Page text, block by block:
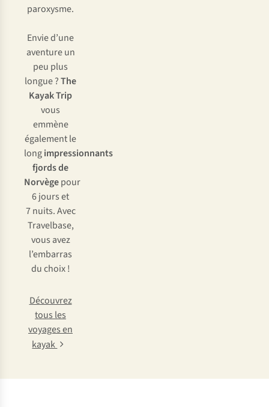
paroxysme.
Envie d’une
aventure un
peu plus
longue ?The
Kayak Trip
vous
emmène
également le
longimpressionnants
fjords de
Norvègepour
6 jours et
7 nuits. Avec
Travelbase,
vous avez
l’embarras
du choix !
Découvrez
tous les
voyages en
kayak